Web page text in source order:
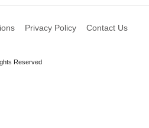
Privacy Policy Contact Us
Reserved